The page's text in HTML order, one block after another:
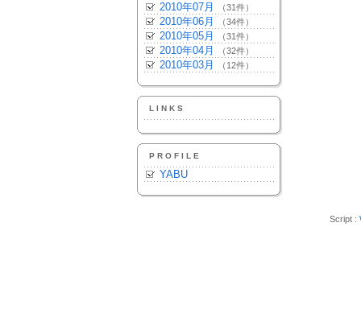
2010年07月 （31件）
2010年06月 （34件）
2010年05月 （31件）
2010年04月 （32件）
2010年03月 （12件）
LINKS
PROFILE
YABU
Script :